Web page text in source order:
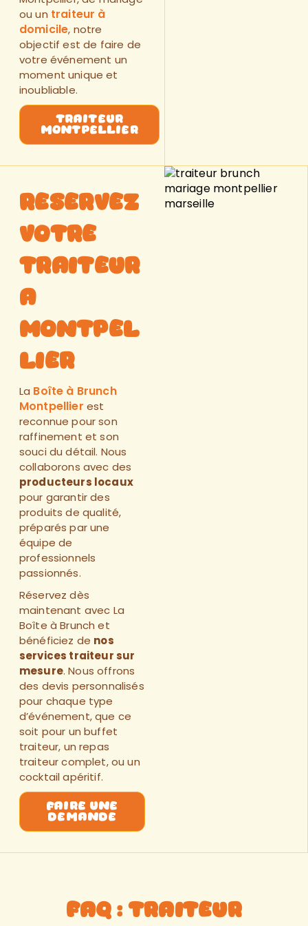
ou un traiteur à
domicile, notre
objectif est de faire de
votre événement un
moment unique et
inoubliable.
Traiteur
Montpellier
Reservez
Votre
Traiteur
a
Montpel
lier
La Boîte à Brunch
Montpellier est
reconnue pour son
raffinement et son
souci du détail. Nous
collaborons avec des
producteurs locaux
pour garantir des
produits de qualité,
préparés par une
équipe de
professionnels
passionnés.
Réservez dès
maintenant avec La
Boîte à Brunch et
bénéficiez de nos
services traiteursur
mesure. Nous offrons
des devis personnalisés
pour chaque type
d’événement, que ce
soit pour unbuffet
traiteur, unrepas
traiteurcomplet, ou un
cocktail apéritif.
faire une
demande
FAQ : Traiteur